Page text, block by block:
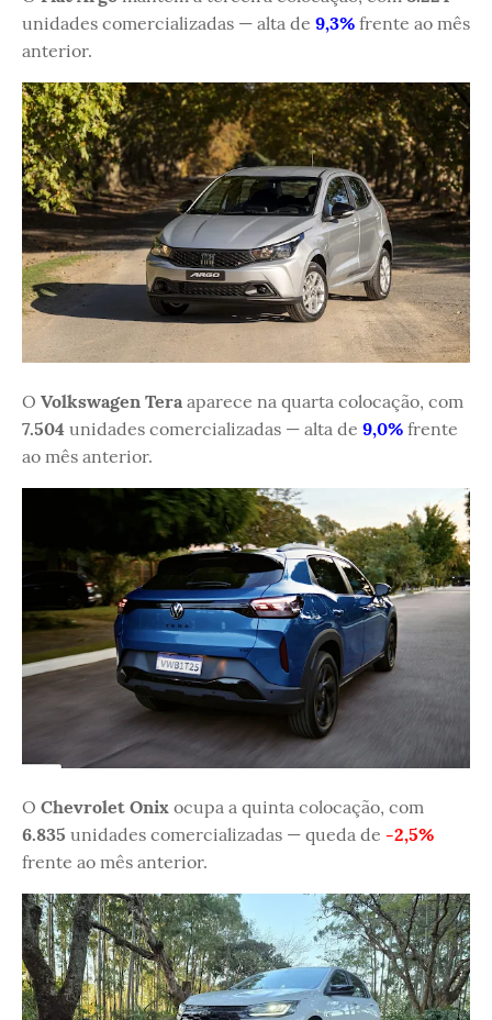
unidades comercializadas — alta de 9,3% frente ao mês
anterior.
O Volkswagen Tera aparece na quarta colocação, com
7.504 unidades comercializadas — alta de 9,0% frente
ao mês anterior.
O Chevrolet Onix ocupa a quinta colocação, com
6.835 unidades comercializadas — queda de -2,5%
frente ao mês anterior.